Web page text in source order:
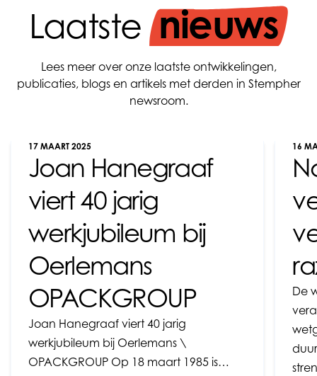
Laatste nieuws
Lees meer over onze laatste ontwikkelingen,
publicaties, blogs en artikels met derden in Stempher
newsroom.
Joan Hanegraaf
viert 40 jarig
werkjubileum bij
Oerlemans
OPACKGROUP
17 MAART 2025
Joan Hanegraaf viert 40 jarig
werkjubileum bij Oerlemans \
OPACKGROUP Op 18 maart 1985 is…
16
De